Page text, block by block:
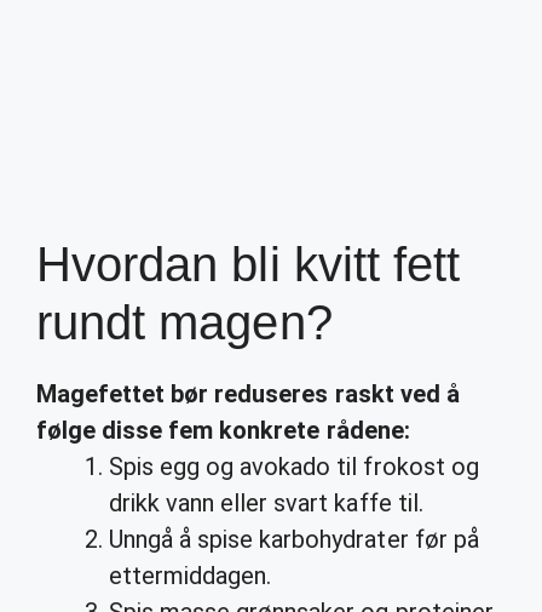
Hvordan bli kvitt fett
rundt magen?
Magefettet bør reduseres raskt ved å
følge disse fem konkrete rådene:
Spis egg og avokado til frokost og
drikk vann eller svart kaffe til.
Unngå å spise karbohydrater før på
ettermiddagen.